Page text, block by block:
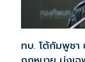
ทบ. โต้กัมพูชา